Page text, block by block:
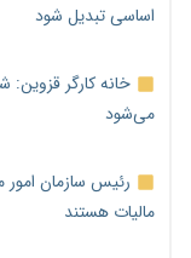
اساسی تبدیل شود
خانه کارگر
می‌شود
رئیس سازمان امور
مالیات هستند